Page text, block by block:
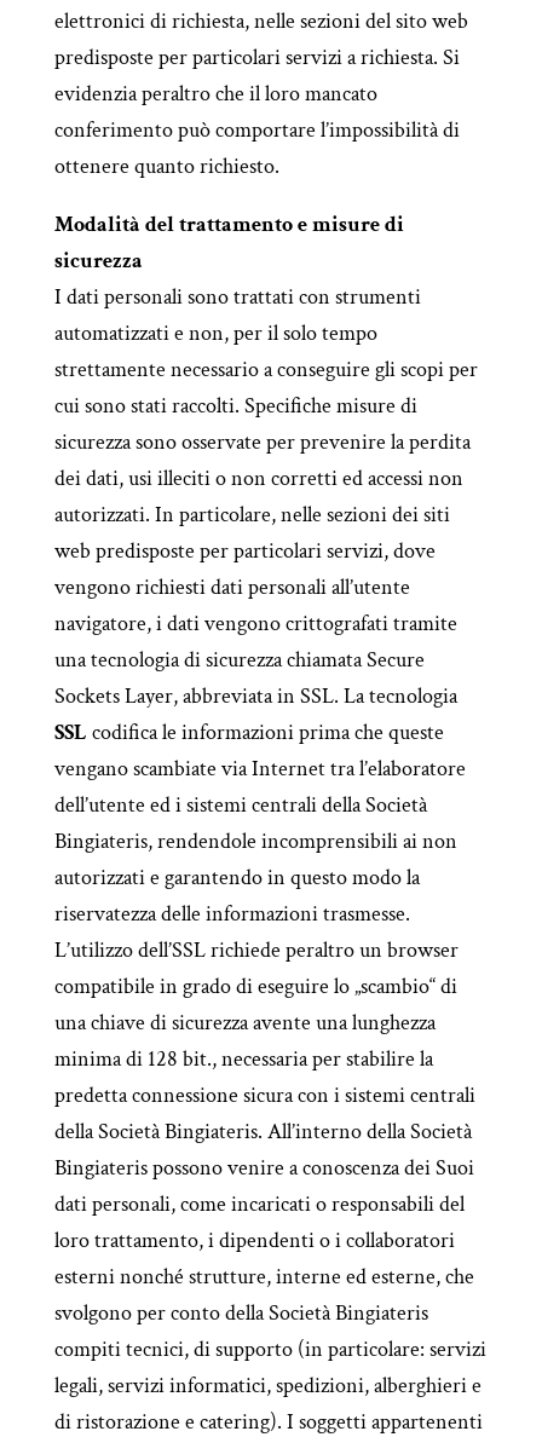
elettronici di richiesta, nelle sezioni del sito web
predisposte per particolari servizi a richiesta. Si
evidenzia peraltro che il loro mancato
conferimento può comportare l’impossibilità di
ottenere quanto richiesto.
Modalità del trattamento e misure di
sicurezza
I dati personali sono trattati con strumenti
automatizzati e non, per il solo tempo
strettamente necessario a conseguire gli scopi per
cui sono stati raccolti. Specifiche misure di
sicurezza sono osservate per prevenire la perdita
dei dati, usi illeciti o non corretti ed accessi non
autorizzati. In particolare, nelle sezioni dei siti
web predisposte per particolari servizi, dove
vengono richiesti dati personali all’utente
navigatore, i dati vengono crittografati tramite
una tecnologia di sicurezza chiamata Secure
Sockets Layer, abbreviata in SSL. La tecnologia
SSL codifica le informazioni prima che queste
vengano scambiate via Internet tra l’elaboratore
dell’utente ed i sistemi centrali della Società
Bingiateris, rendendole incomprensibili ai non
autorizzati e garantendo in questo modo la
riservatezza delle informazioni trasmesse.
L’utilizzo dell’SSL richiede peraltro un browser
compatibile in grado di eseguire lo „scambio“ di
una chiave di sicurezza avente una lunghezza
minima di 128 bit., necessaria per stabilire la
predetta connessione sicura con i sistemi centrali
della Società Bingiateris. All’interno della Società
Bingiateris possono venire a conoscenza dei Suoi
dati personali, come incaricati o responsabili del
loro trattamento, i dipendenti o i collaboratori
esterni nonché strutture, interne ed esterne, che
svolgono per conto della Società Bingiateris
compiti tecnici, di supporto (in particolare: servizi
legali, servizi informatici, spedizioni, alberghieri e
di ristorazione e catering). I soggetti appartenenti